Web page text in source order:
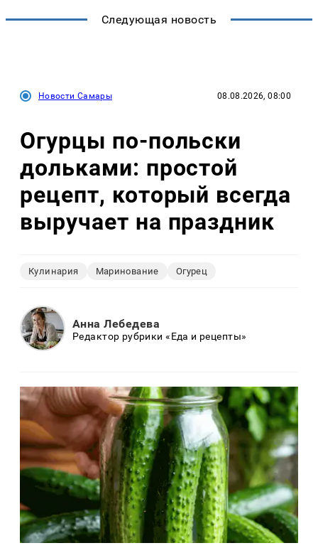
Следующая новость
Новости Самары 08.08.2026, 08:00
Огурцы по‑польски
дольками: простой
рецепт, который всегда
выручает на праздник
Кулинария Маринование Огурец
Анна Лебедева
Редактор рубрики «Еда и рецепты»